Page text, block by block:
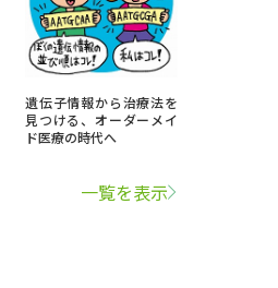
遺伝子情報から治療法を
見つける、オーダーメイ
ド医療の時代へ
一覧を表示